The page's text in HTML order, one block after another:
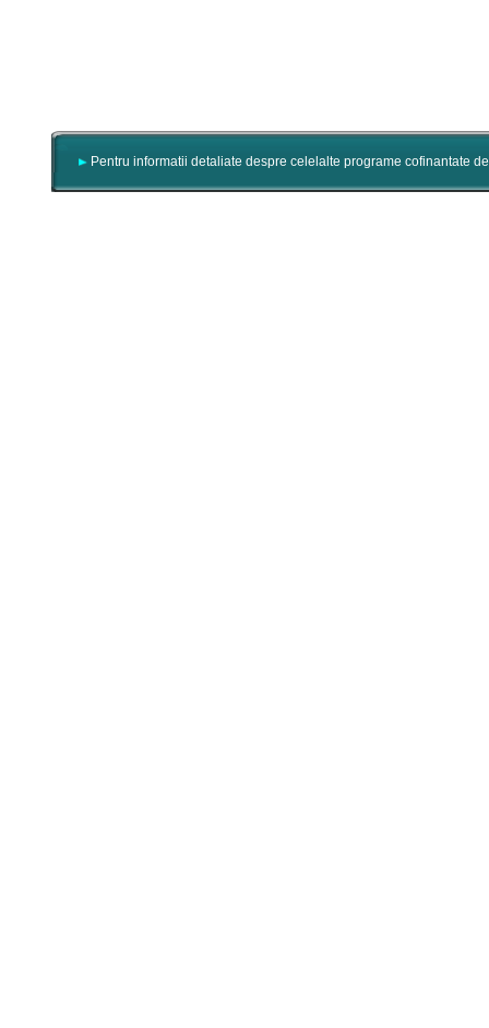
Pentru informatii detaliate despre celelalte programe cofinantate